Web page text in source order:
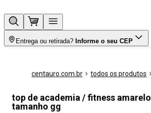
Entrega ou retirada? Informe o seu CEP
centauro.com.br todos os produtos
top de academia / fitness amarelo
tamanho gg